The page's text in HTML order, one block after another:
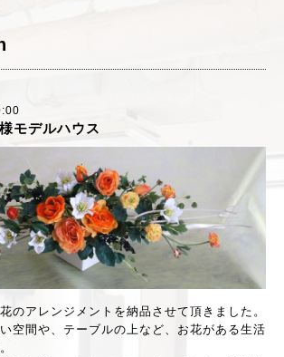
モデルハウス
のアレンジメントを納品させて頂きました。
空間や、テーブルの上など、お花がある生活